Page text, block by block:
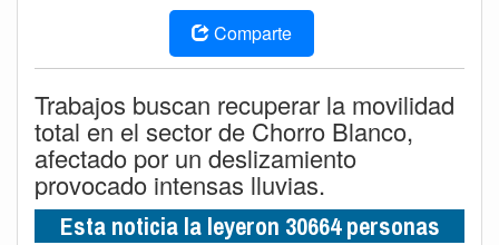
Comparte
Trabajos buscan recuperar la movilidad
total en el sector de Chorro Blanco,
afectado por un deslizamiento
provocado intensas lluvias.
Esta noticia la leyeron 30664 personas